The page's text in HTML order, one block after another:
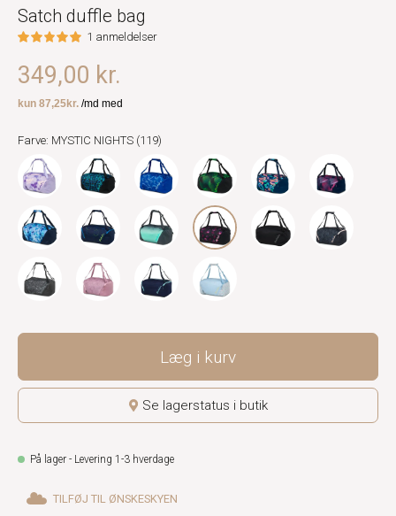
Satch duffle bag
1 anmeldelser
349,00 kr.
Farve: MYSTIC NIGHTS (119)
Læg i kurv
Se lagerstatus i butik
På lager - Levering 1-3 hverdage
TILFØJ TIL ØNSKESKYEN